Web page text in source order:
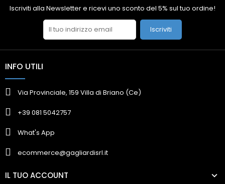
Iscriviti alla Newsletter e ricevi uno sconto del 5% sul tuo ordine!
Iscriviti
INFO UTILI
Via Provinciale, 159 Villa di Briano (Ce)
+39 081 5042757
What's App
ecommerce@gagliardisrl.it
IL TUO ACCOUNT